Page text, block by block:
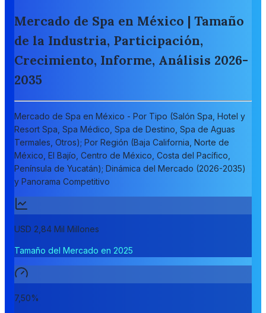
Mercado de Spa en México | Tamaño
de la Industria, Participación,
Crecimiento, Informe, Análisis 2026-
2035
Mercado de Spa en México - Por Tipo (Salón Spa, Hotel y
Resort Spa, Spa Médico, Spa de Destino, Spa de Aguas
Termales, Otros); Por Región (Baja California, Norte de
México, El Bajío, Centro de México, Costa del Pacífico,
Península de Yucatán); Dinámica del Mercado (2026-2035)
y Panorama Competitivo
USD 2,84 Mil Millones
Tamaño del Mercado en 2025
7,50%